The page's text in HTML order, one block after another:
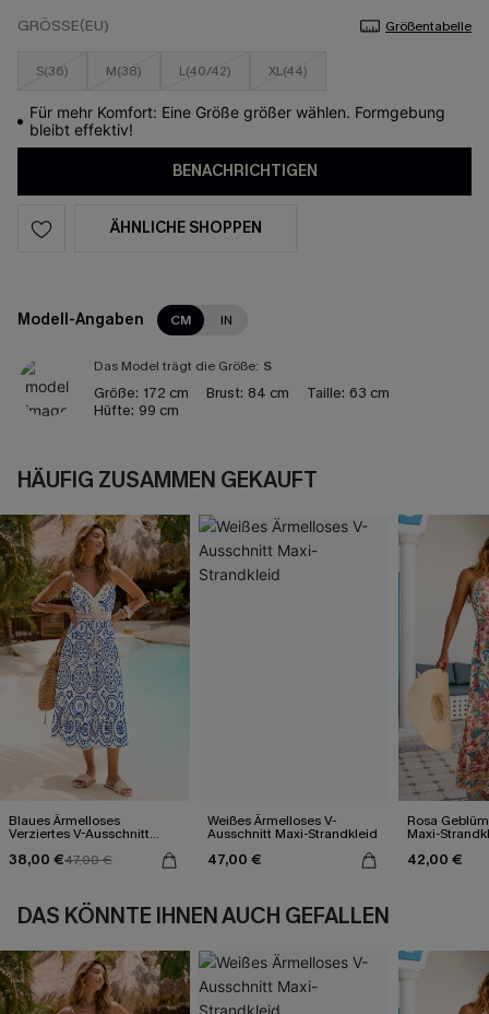
GRÖSSE(EU) Größentabelle
S(36) M(38) L(40/42) XL(44)
Für mehr Komfort: Eine Größe größer wählen. Formgebung
bleibt effektiv!
BENACHRICHTIGEN
ÄHNLICHE SHOPPEN
Modell-Angaben CM IN
Das Model trägt die Größe: S
Größe: 172 cm Brust: 84 cm Taille: 63 cm
Hüfte: 99 cm
HÄUFIG ZUSAMMEN GEKAUFT
Blaues Ärmelloses
Verziertes V-Ausschnitt
38,00 €47,00 €
Weißes Ärmelloses V-
Ausschnitt Maxi-Strandkleid
47,00 €
Rosa
Maxi-
42,00 €
DAS KÖNNTE IHNEN AUCH GEFALLEN